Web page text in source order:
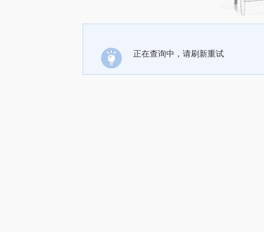
正在查询中，请刷新重试